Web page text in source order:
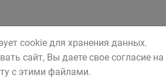
cookie для хранения данных.
сайт, Вы даете свое согласие на
с этими файлами.